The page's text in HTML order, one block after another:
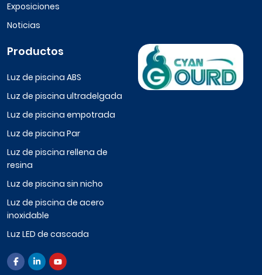
Exposiciones
Noticias
Productos
Luz de piscina ABS
Luz de piscina ultradelgada
Luz de piscina empotrada
Luz de piscina Par
Luz de piscina rellena de
resina
Luz de piscina sin nicho
Luz de piscina de acero
inoxidable
Luz LED de cascada